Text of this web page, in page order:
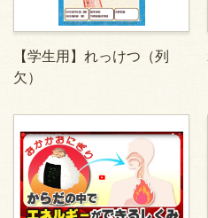
【学生用】れっけつ（列
欠）